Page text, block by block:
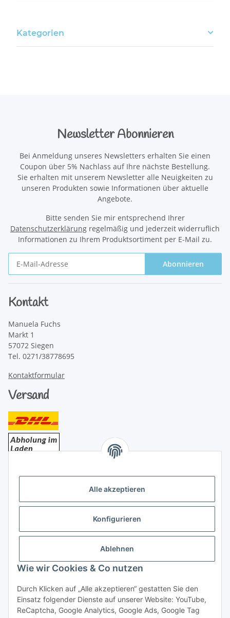
Alle akzeptieren
Konfigurieren
Ablehnen
Wie wir Cookies & Co nutzen
Durch Klicken auf „Alle akzeptieren“ gestatten Sie den
Einsatz folgender Dienste auf unserer Website: YouTube,
ReCaptcha, Google Analytics, Google Ads, Google Tag
Kategorien
Newsletter Abonnieren
Bei Anmeldung unseres Newsletters erhalten Sie einen
Coupon über 5% Nachlass auf Ihre nächste Bestellung.
Sie erhalten mit unserem Newsletter alle Neuigkeiten zu
unseren Produkten sowie Informationen über aktuelle
Angebote.
Bitte senden Sie mir entsprechend Ihrer
Datenschutzerklärung regelmäßig und jederzeit widerruflich
Informationen zu Ihrem Produktsortiment per E-Mail zu.
Abonnieren
Kontakt
Manuela Fuchs
Markt 1
57072 Siegen
Tel. 0271/38778695
Kontaktformular
Versand
Rechtliches
Vertrag widerrufen